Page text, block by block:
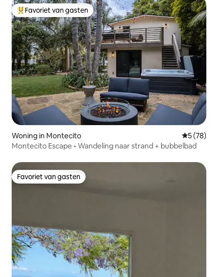
Topfavoriet van gasten
Favoriet van gasten
Woning in Montecito
5 (78)
Montecito Escape • Wandeling naar strand + bubbelbad
Favoriet van gasten
Favoriet van gasten